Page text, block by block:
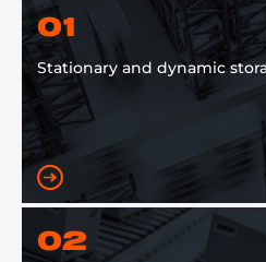
01
Stationary and dynamic
02